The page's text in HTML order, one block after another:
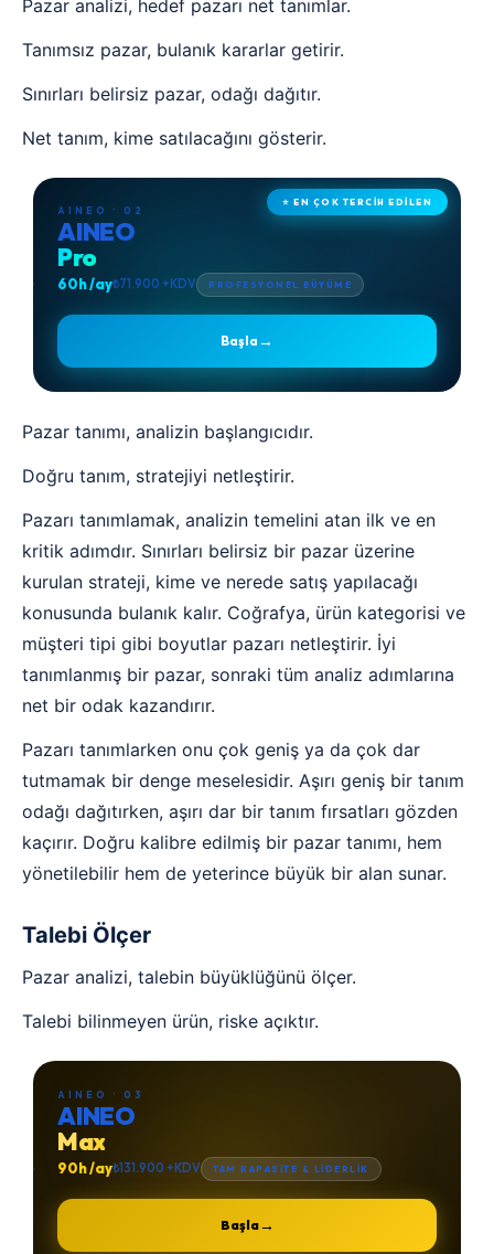
Pazar analizi, hedef pazarı net tanımlar.
Tanımsız pazar, bulanık kararlar getirir.
Sınırları belirsiz pazar, odağı dağıtır.
Net tanım, kime satılacağını gösterir.
⭐ EN ÇOK TERCİH EDİLEN
AINEO · 02
AINEO
Pro
60h /ay₺71.900 +KDV PROFESYONEL BÜYÜME
Başla →
Pazar tanımı, analizin başlangıcıdır.
Doğru tanım, stratejiyi netleştirir.
Pazarı tanımlamak, analizin temelini atan ilk ve en
kritik adımdır. Sınırları belirsiz bir pazar üzerine
kurulan strateji, kime ve nerede satış yapılacağı
konusunda bulanık kalır. Coğrafya, ürün kategorisi ve
müşteri tipi gibi boyutlar pazarı netleştirir. İyi
tanımlanmış bir pazar, sonraki tüm analiz adımlarına
net bir odak kazandırır.
Pazarı tanımlarken onu çok geniş ya da çok dar
tutmamak bir denge meselesidir. Aşırı geniş bir tanım
odağı dağıtırken, aşırı dar bir tanım fırsatları gözden
kaçırır. Doğru kalibre edilmiş bir pazar tanımı, hem
yönetilebilir hem de yeterince büyük bir alan sunar.
Talebi Ölçer
Pazar analizi, talebin büyüklüğünü ölçer.
Talebi bilinmeyen ürün, riske açıktır.
AINEO · 03
AINEO
Max
90h /ay₺131.900 +KDV TAM KAPASİTE & LİDERLİK
Başla→